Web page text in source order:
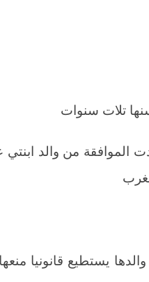
تلات سنوات
من والد ابنتي
يستطيع قانونيا